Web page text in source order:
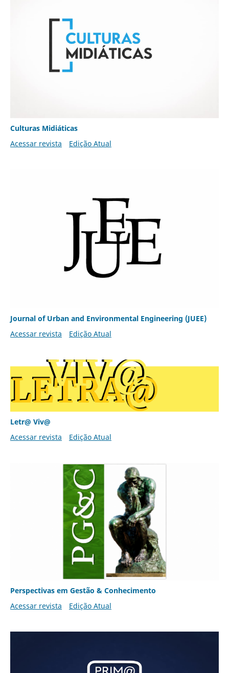
Culturas Midiáticas
Acessar revista
Edição Atual
Journal of Urban and Environmental Engineering (JUEE)
Acessar revista
Edição Atual
Letr@ Viv@
Acessar revista
Edição Atual
Perspectivas em Gestão & Conhecimento
Acessar revista
Edição Atual